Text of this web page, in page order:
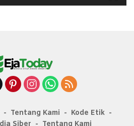
Tentang Kami
Kode Etik